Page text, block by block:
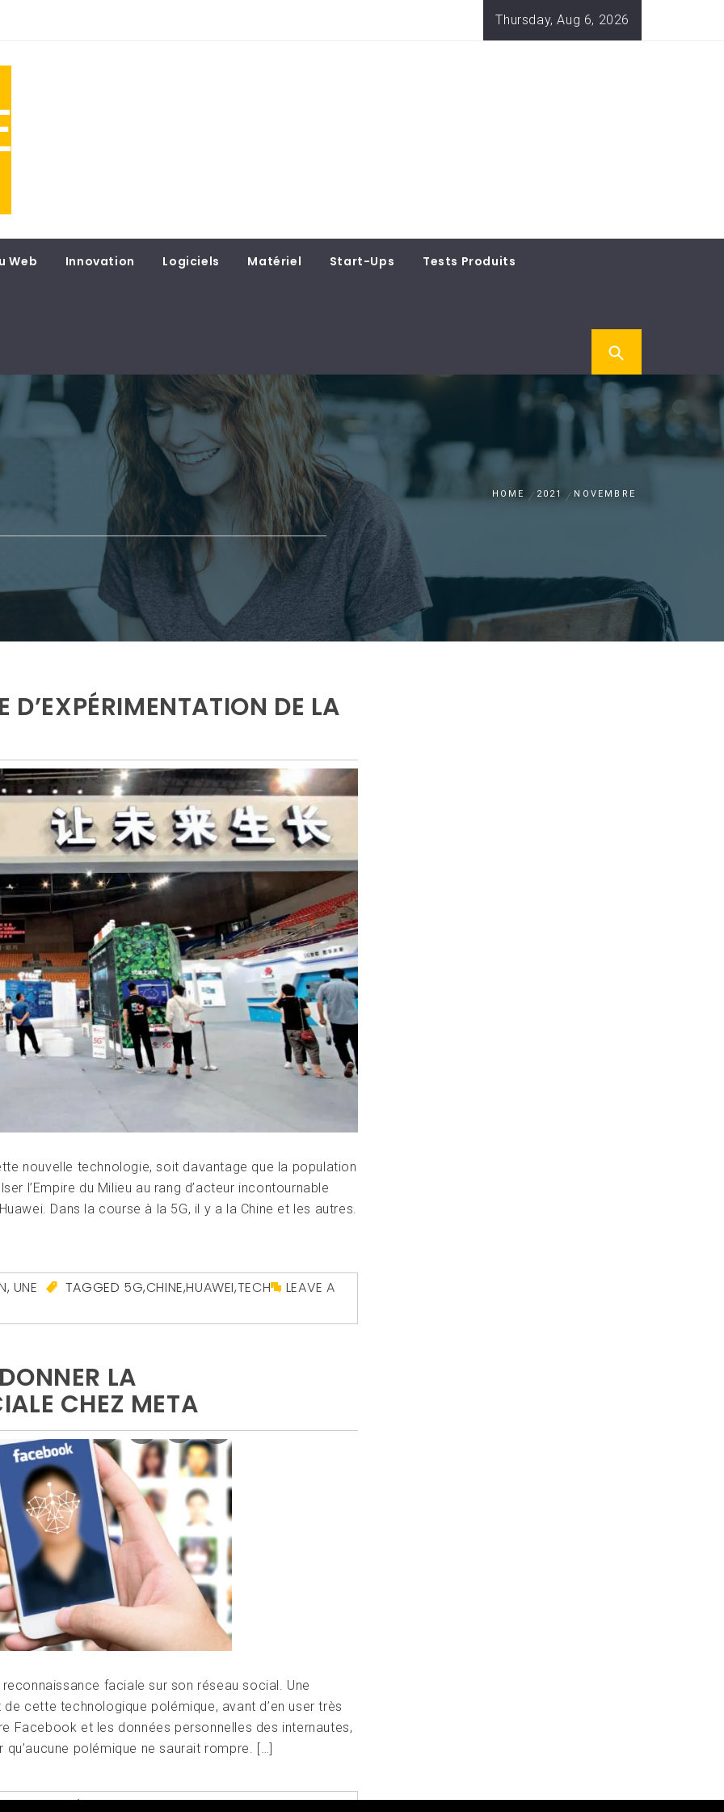
Thursday, Aug 6, 2026
Web Innovation Logiciels Matériel Start-Ups Tests Produits
HOME 2021 NOVEMBRE
DE LA
nouvelle technologie, soit davantage que la population
l’Empire du Milieu au rang d’acteur incontournable
Dans la course à la 5G, il y a la Chine et les autres.
, UNE TAGGED 5G,CHINE,HUAWEI,TECH LEAVE A
LA
CHEZ META
faciale sur son réseau social. Une
cette technologique polémique, avant d’en user très
Facebook et les données personnelles des internautes,
polémique ne saurait rompre. […]
DONNÉES